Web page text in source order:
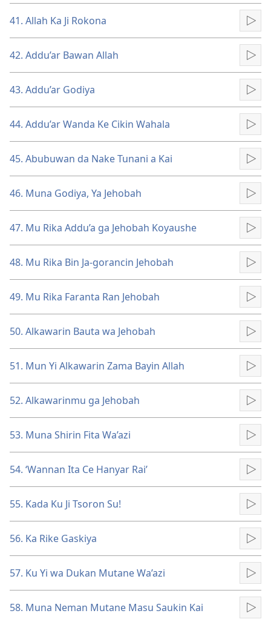
41. Allah Ka Ji Rokona
42. Addu’ar Bawan Allah
43. Addu’ar Godiya
44. Addu’ar Wanda Ke Cikin Wahala
45. Abubuwan da Nake Tunani a Kai
46. Muna Godiya, Ya Jehobah
47. Mu Rika Addu’a ga Jehobah Koyaushe
48. Mu Rika Bin Ja-gorancin Jehobah
49. Mu Rika Faranta Ran Jehobah
50. Alkawarin Bauta wa Jehobah
51. Mun Yi Alkawarin Zama Bayin Allah
52. Alkawarinmu ga Jehobah
53. Muna Shirin Fita Wa’azi
54. ‘Wannan Ita Ce Hanyar Rai’
55. Kada Ku Ji Tsoron Su!
56. Ka Rike Gaskiya
57. Ku Yi wa Dukan Mutane Wa’azi
58. Muna Neman Mutane Masu Saukin Kai